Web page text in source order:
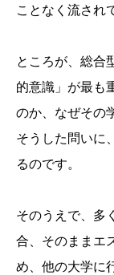
ことなく流され
ところが、総合
的意識」が最も
のか、なぜその
そうした問いに
るのです。
そのうえで、多
合、そのままエ
め、他の大学に